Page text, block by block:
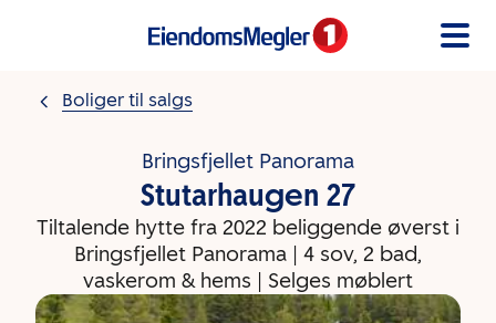
Boliger til salgs
Bringsfjellet Panorama
Stutarhaugen 27
Tiltalende hytte fra 2022 beliggende øverst i
Bringsfjellet Panorama | 4 sov, 2 bad,
vaskerom & hems | Selges møblert